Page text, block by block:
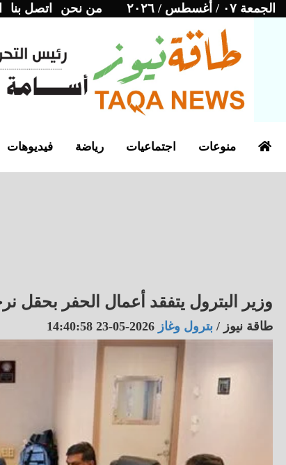
الجمعة ٠٧ / أغسطس / ٢٠٢٦ من نحن اتصل بنا
فيديوهات رياضة اجتماعيات منوعات
وزير البترول يتفقد أعمال الحفر بحقل
طاقة نيوز /بترول وغاز2026-05-23 14:40:58